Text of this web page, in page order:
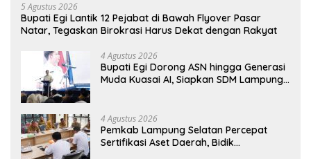
5 Agustus 2026
Bupati Egi Lantik 12 Pejabat di Bawah Flyover Pasar
Natar, Tegaskan Birokrasi Harus Dekat dengan Rakyat
4 Agustus 2026
Bupati Egi Dorong ASN hingga Generasi
Muda Kuasai AI, Siapkan SDM Lampung
4 Agustus 2026
Pemkab Lampung Selatan Percepat
Sertifikasi Aset Daerah, Bidik